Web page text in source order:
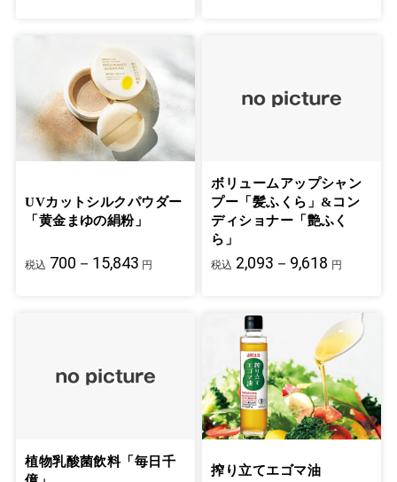
UVカットシルクパウダー
「黄金まゆの絹粉」
税込 700－15,843 円
ボリュームアップシャン
プー「髪ふくら」&コン
ディショナー「艶ふく
ら」
税込 2,093－9,618 円
植物乳酸菌飲料「毎日千
搾り立てエゴマ油